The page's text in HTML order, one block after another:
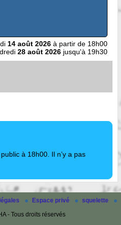
14 août 2026 à partir de 18h00
28 août 2026 jusqu'à 19h30
à 18h00. Il n’y a pas
Espace privé
squelette
- Tous droits réservés